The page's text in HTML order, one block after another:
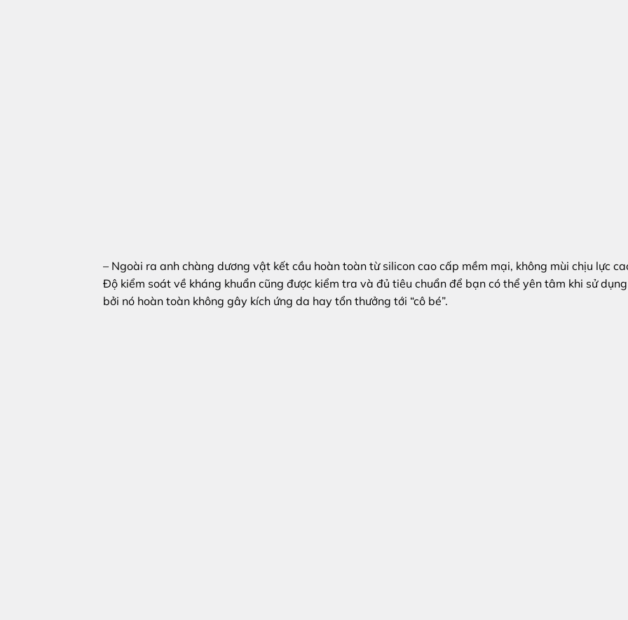
– Ngoài ra anh chàng dương vật kết cầu hoàn toàn từ silicon cao cấp mềm mại, không mùi chịu lực
Độ kiểm soát về kháng khuẩn cũng được kiểm tra và đủ tiêu chuẩn để bạn có thể yên tâm khi sử dụng
bởi nó hoàn toàn không gây kích ứng da hay tổn thưởng tới “cô bé”.